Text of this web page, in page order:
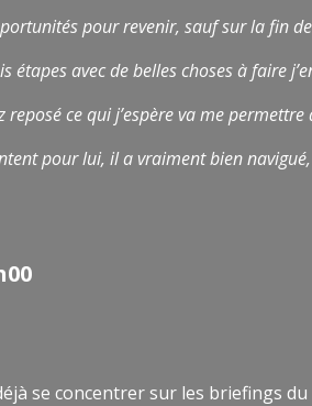
pour revenir, sauf sur la fin
avec de belles choses à faire
ce qui j’espère va me
pour lui, il a vraiment bien
se concentrer sur les briefings du